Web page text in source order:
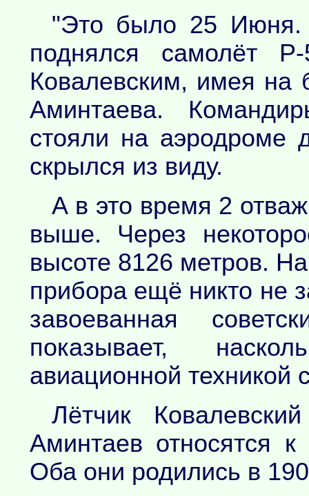
"Это было 25 Июня.
поднялся самолёт
Ковалевским, имея на
Аминтаева.
стояли на аэродроме
скрылся из виду.
А в это время 2
выше. Через
высоте 8126 метров.
прибора ещё никто не
завоеванная
показывает,
авиационной техникой
Лётчик
Аминтаев относятся
Оба они родились в